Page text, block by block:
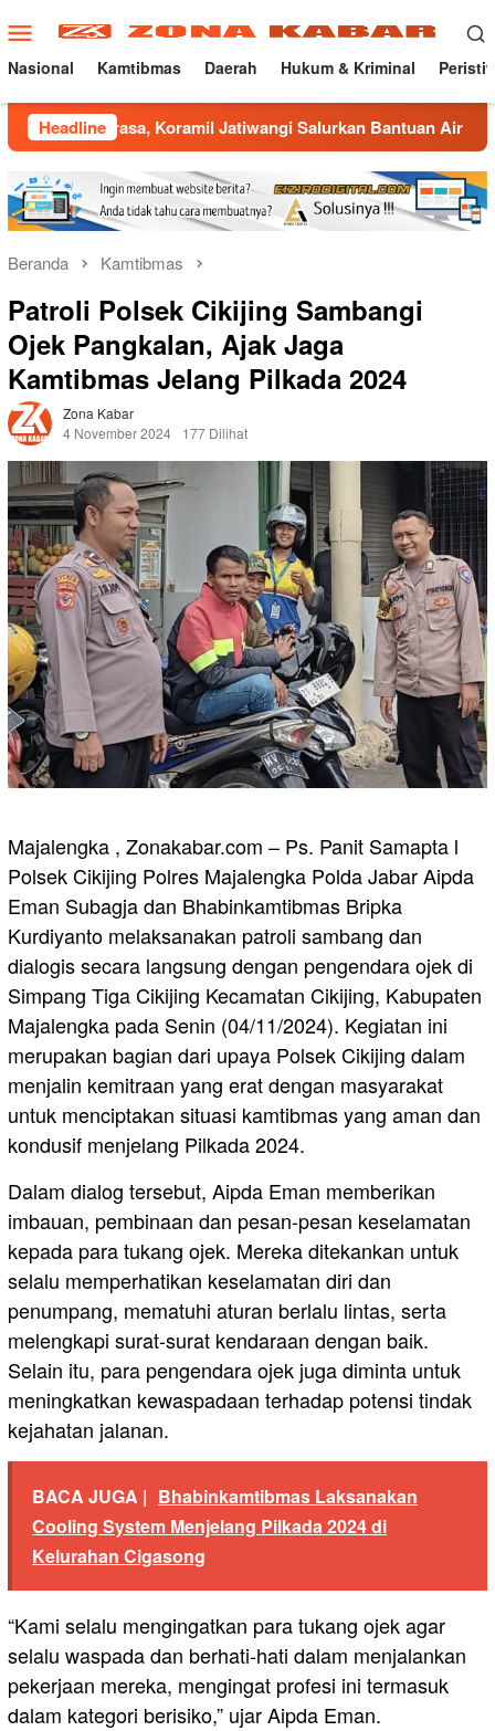
ke
konten
Menu
Mobile
Nasional Kamtibmas Daerah Hukum & Kriminal
Headline
Koramil Jatiwangi Salurkan Bantuan Air Bersih untuk
Beranda Kamtibmas
Patroli Polsek Cikijing Sambangi
Ojek Pangkalan, Ajak Jaga
Kamtibmas Jelang Pilkada 2024
Zona Kabar
4 November 2024
177 Dilihat
Majalengka , Zonakabar.com – Ps. Panit Samapta l
Polsek Cikijing Polres Majalengka Polda Jabar Aipda
Eman Subagja dan Bhabinkamtibmas Bripka
Kurdiyanto melaksanakan patroli sambang dan
dialogis secara langsung dengan pengendara ojek di
Simpang Tiga Cikijing Kecamatan Cikijing, Kabupaten
Majalengka pada Senin (04/11/2024). Kegiatan ini
merupakan bagian dari upaya Polsek Cikijing dalam
menjalin kemitraan yang erat dengan masyarakat
untuk menciptakan situasi kamtibmas yang aman dan
kondusif menjelang Pilkada 2024.
Dalam dialog tersebut, Aipda Eman memberikan
imbauan, pembinaan dan pesan-pesan keselamatan
kepada para tukang ojek. Mereka ditekankan untuk
selalu memperhatikan keselamatan diri dan
penumpang, mematuhi aturan berlalu lintas, serta
melengkapi surat-surat kendaraan dengan baik.
Selain itu, para pengendara ojek juga diminta untuk
meningkatkan kewaspadaan terhadap potensi tindak
kejahatan jalanan.
BACA JUGA | Bhabinkamtibmas Laksanakan
Cooling System Menjelang Pilkada 2024 di
Kelurahan Cigasong
“Kami selalu mengingatkan para tukang ojek agar
selalu waspada dan berhati-hati dalam menjalankan
pekerjaan mereka, mengingat profesi ini termasuk
dalam kategori berisiko,” ujar Aipda Eman.